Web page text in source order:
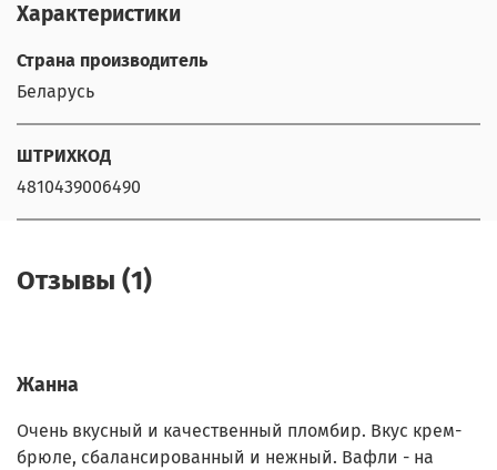
Характеристики
Страна производитель
Беларусь
ШТРИХКОД
4810439006490
Отзывы (1)
Жанна
Очень вкусный и качественный пломбир. Вкус крем-
брюле, сбалансированный и нежный. Вафли - на